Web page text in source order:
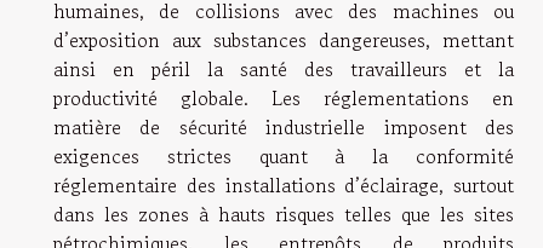
humaines, de collisions avec des machines ou
d’exposition aux substances dangereuses, mettant
ainsi en péril la santé des travailleurs et la
productivité globale. Les réglementations en
matière de sécurité industrielle imposent des
exigences strictes quant à la conformité
réglementaire des installations d’éclairage, surtout
dans les zones à hauts risques telles que les sites